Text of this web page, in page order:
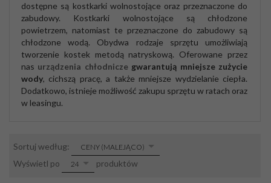
dostępne są kostkarki wolnostojące oraz przeznaczone do
zabudowy. Kostkarki wolnostojące są chłodzone
powietrzem, natomiast te przeznaczone do zabudowy są
chłodzone wodą. Obydwa rodzaje sprzętu umożliwiają
tworzenie kostek metodą natryskową. Oferowane przez
nas urządzenia chłodniczegwarantują mniejsze zużycie
wody, cichszą pracę, a także mniejsze wydzielanie ciepła.
Dodatkowo, istnieje możliwość zakupu sprzętu w ratach oraz
w leasingu.
Sortuj według: sortCENY (MALEJĄCO)
Wyświetl po pop24 produktów